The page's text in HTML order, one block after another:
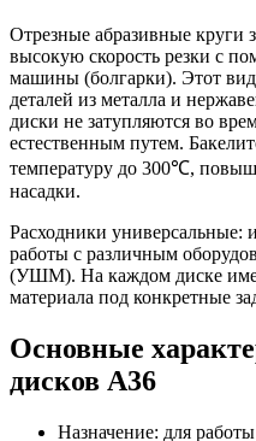
Отрезные абразивные круги
высокую скорость резки с
машины (болгарки). Этот вид
деталей из металла и
диски не затупляются во
естественным путем.
температуру до 300℃,
насадки.
Расходники универсальные:
работы с различным
(УШМ). На каждом диске
материала под конкретные
Основные
дисков А36
Назначение: для